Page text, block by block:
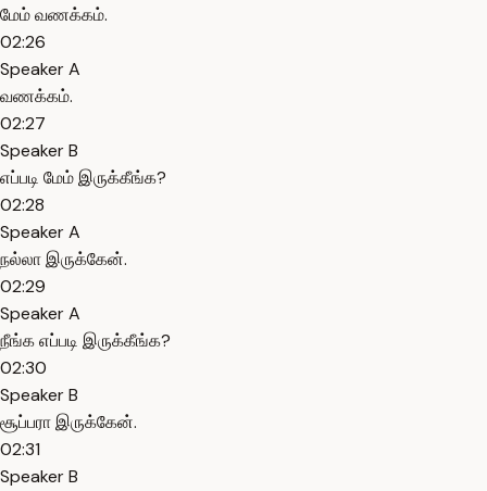
மேம் வணக்கம்.
02:26
Speaker A
வணக்கம்.
02:27
Speaker B
எப்படி மேம் இருக்கீங்க?
02:28
Speaker A
நல்லா இருக்கேன்.
02:29
Speaker A
நீங்க எப்படி இருக்கீங்க?
02:30
Speaker B
சூப்பரா இருக்கேன்.
02:31
Speaker B